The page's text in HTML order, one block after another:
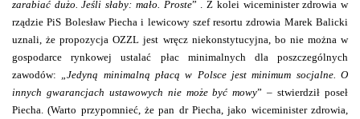
zarabiać dużo. Jeśli słaby: mało. Proste” . Z kolei wiceminister zdrowia w
rządzie PiS Bolesław Piecha i lewicowy szef resortu zdrowia Marek Balicki
uznali, że propozycja OZZL jest wręcz niekonstytucyjna, bo nie można w
gospodarce rynkowej ustalać płac minimalnych dla poszczególnych
zawodów:
„Jedyną minimalną płacą w Polsce jest minimum socjalne. O
innych gwarancjach ustawowych nie może być mowy” – stwierdził poseł
Piecha. (Warto przypomnieć, że pan dr Piecha, jako wiceminister zdrowia,